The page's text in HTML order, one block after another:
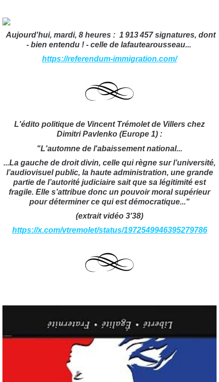
Aujourd'hui, mardi, 8 heures :1 913 457 signatures, dont
- bien entendu ! - celle de lafautearousseau...
https://referendum-immigration.com/
L'édito politique de Vincent Trémolet de Villers chez
Dimitri Pavlenko (Europe 1) :
"L'automne de l'abaissement national...
...La gauche de droit divin, celle qui règne sur l’université,
l’audiovisuel public, la haute administration, une grande
partie de l’autorité judiciaire sait que sa légitimité est
fragile. Elle s’attribue donc un pouvoir moral supérieur
pour déterminer ce qui est démocratique..."
(extrait vidéo 3'38)
https://x.com/vtremolet/status/1972549946395279786